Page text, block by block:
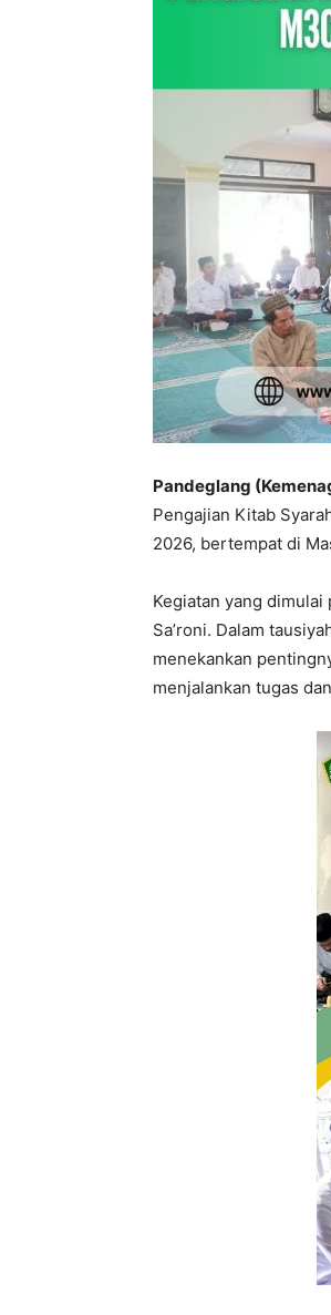
Pandeglang
Pengajian Kitab
2026, bertempat di
Kegiatan yang
Sa’roni. Dalam
menekankan
menjalankan tugas